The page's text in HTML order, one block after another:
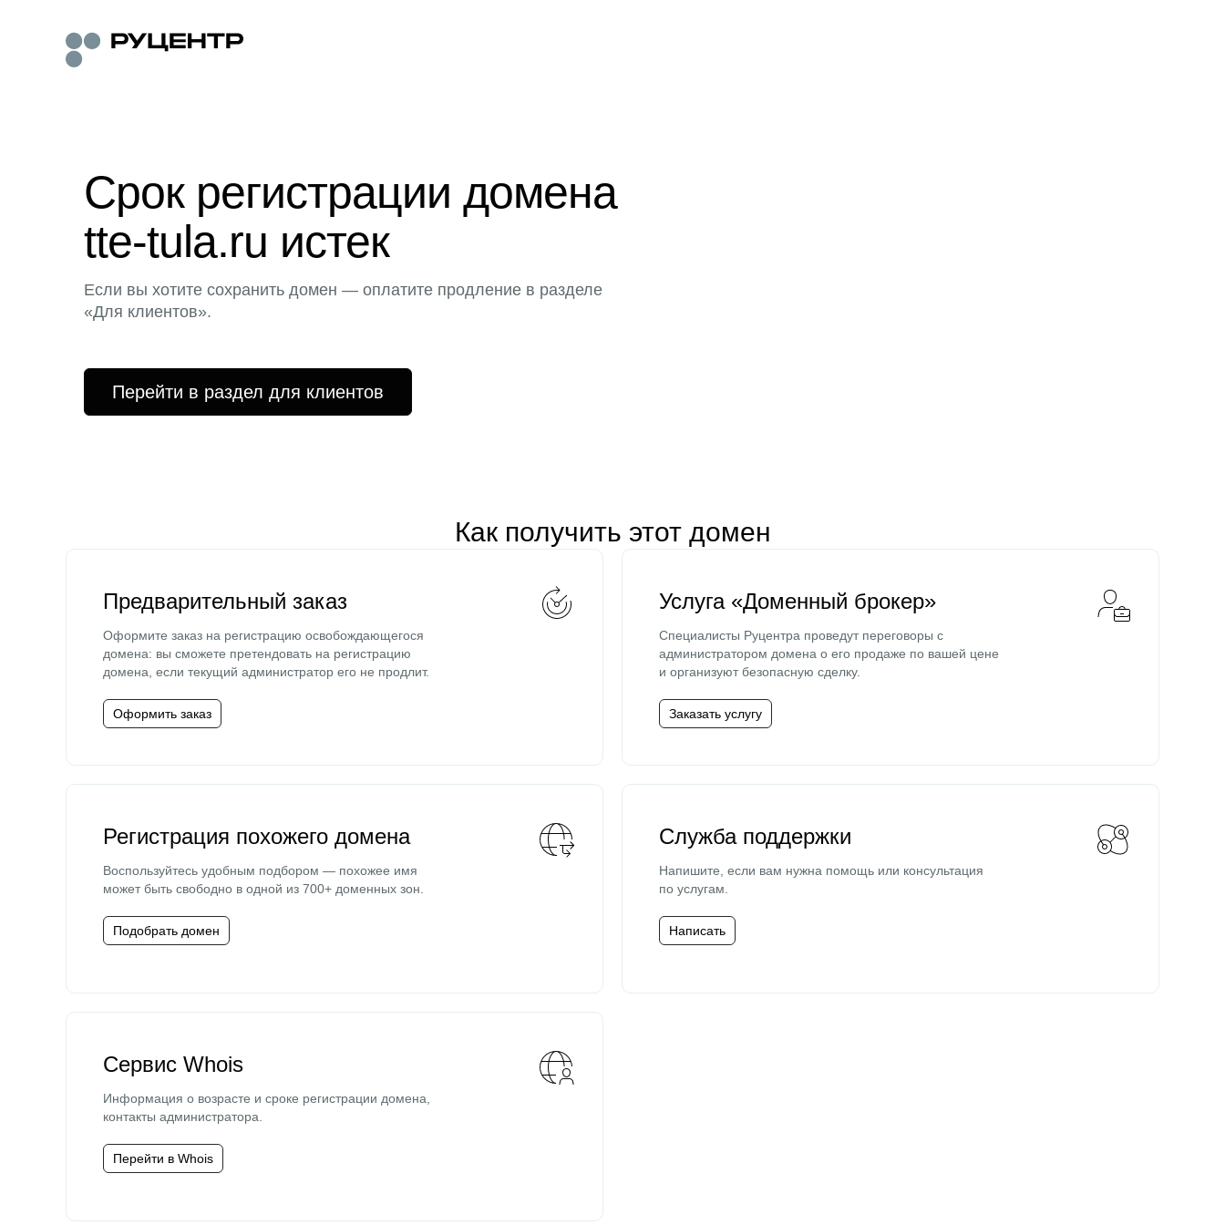
Срок регистрации домена
tte-tula.ru истек
Если вы хотите сохранить домен — оплатите продление в разделе
«Для клиентов».
Перейти в раздел для клиентов
Как получить этот домен
Предварительный заказ
Оформите заказ на регистрацию освобождающегося
домена: вы сможете претендовать на регистрацию
домена, если текущий администратор его не продлит.
Оформить заказ
Услуга «Доменный брокер»
Специалисты Руцентра проведут переговоры с
администратором домена о его продаже по вашей цене
и организуют безопасную сделку.
Заказать услугу
Регистрация похожего домена
Воспользуйтесь удобным подбором — похожее имя
может быть свободно в одной из 700+ доменных зон.
Подобрать домен
Служба поддержки
Напишите, если вам нужна помощь или консультация
по услугам.
Написать
Сервис Whois
Информация о возрасте и сроке регистрации домена,
контакты администратора.
Перейти в Whois